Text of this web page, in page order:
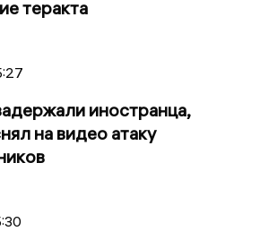
теракта
иностранца,
на видео атаку